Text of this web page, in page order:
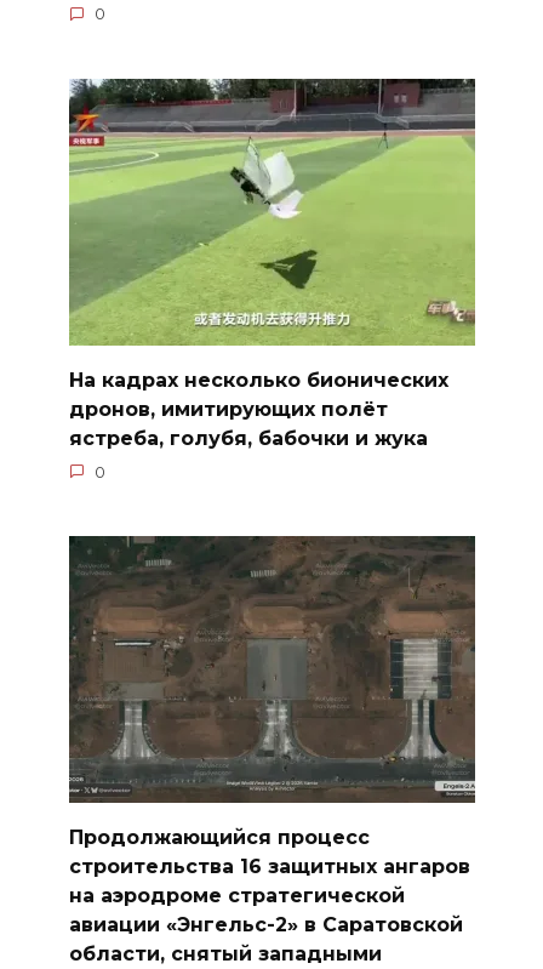
0
На кадрах несколько бионических
дронов, имитирующих полёт
ястреба, голубя, бабочки и жука
0
Продолжающийся процесс
строительства 16 защитных ангаров
на аэродроме стратегической
авиации «Энгельс-2» в Саратовской
области, снятый западными